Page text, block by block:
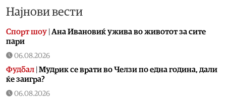
Најнови вести
Спорт шоу Aна Ивановиќ ужива во животот за сите
пари
06.08.2026
Фудбал Мудрик се врати во Челзи по една година, дали
ќе заигра?
06.08.2026